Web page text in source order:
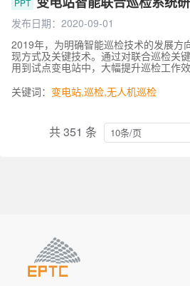
PPT
发布日期：2020-09-01
2019年，为明确智能巡检技术的发展方
现方式及关键技术。通过对联合巡检关
用到试点变电站中，大幅提升巡检工作
能运检体系建设，使智能联合巡检系统
关键词： 变电站,巡检,无人机巡检
共 351 条